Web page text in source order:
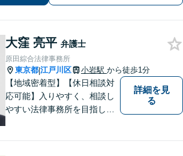
ク軽く問題解決に尽力します。
大窪 亮平 弁護士
原田綜合法律事務所
東京都|江戸川区 小岩駅 から徒歩1分
【地域密着型】【休日相談対
応可能】入りやすく、相談し
やすい法律事務所を目指して
詳細を見
る